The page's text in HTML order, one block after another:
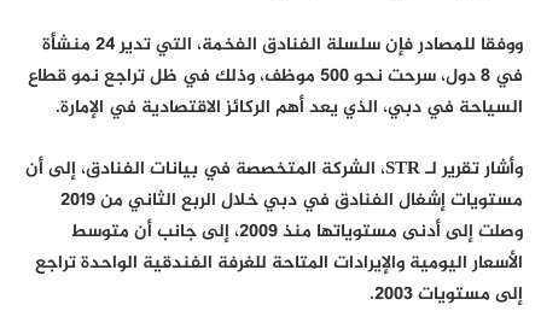
ووفقا للمصادر فإن سلسلة الفنادق الفخمة، التي تدير 24 منشأة
في 8 دول، سرحت نحو 500 موظف، وذلك في ظل تراجع نمو قطاع
السياحة في دبي، الذي يعد أهم الركائز الاقتصادية في الإمارة.
وأشار تقرير لـ STR، الشركة المتخصصة في بيانات الفنادق، إلى أن
مستويات إشغال الفنادق في دبي خلال الربع الثاني من 2019
وصلت إلى أدنى مستوياتها منذ 2009، إلى جانب أن متوسط
الأسعار اليومية والإيرادات المتاحة للغرفة الفندقية الواحدة تراجع
إلى مستويات 2003.